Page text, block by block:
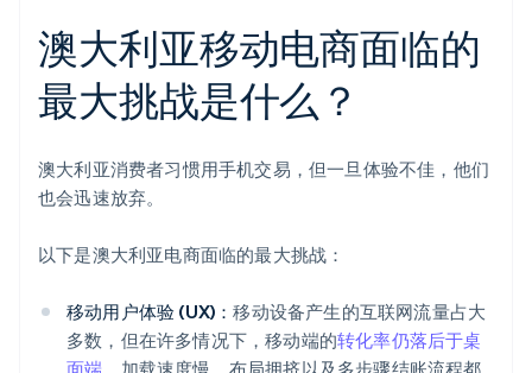
澳大利亚移动电商面临的
最大挑战是什么？
澳大利亚消费者习惯用手机交易，但一旦体验不佳，他们
也会迅速放弃。
以下是澳大利亚电商面临的最大挑战：
移动用户体验 (UX)：移动设备产生的互联网流量占大
多数，但在许多情况下，移动端的转化率仍落后于桌